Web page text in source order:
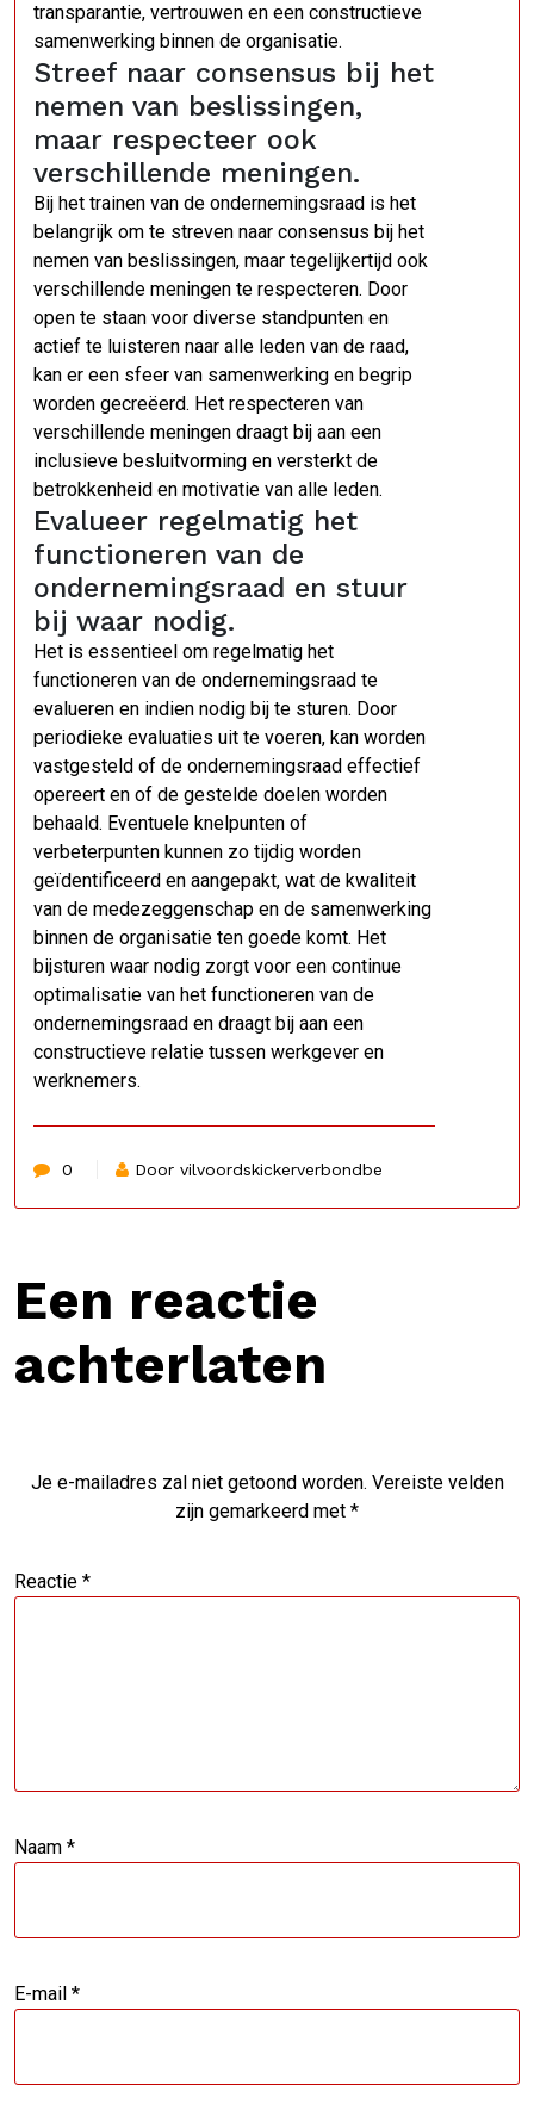
transparantie, vertrouwen en een constructieve
samenwerking binnen de organisatie.
Streef naar consensus bij het
nemen van beslissingen,
maar respecteer ook
verschillende meningen.
Bij het trainen van de ondernemingsraad is het
belangrijk om te streven naar consensus bij het
nemen van beslissingen, maar tegelijkertijd ook
verschillende meningen te respecteren. Door
open te staan voor diverse standpunten en
actief te luisteren naar alle leden van de raad,
kan er een sfeer van samenwerking en begrip
worden gecreëerd. Het respecteren van
verschillende meningen draagt bij aan een
inclusieve besluitvorming en versterkt de
betrokkenheid en motivatie van alle leden.
Evalueer regelmatig het
functioneren van de
ondernemingsraad en stuur
bij waar nodig.
Het is essentieel om regelmatig het
functioneren van de ondernemingsraad te
evalueren en indien nodig bij te sturen. Door
periodieke evaluaties uit te voeren, kan worden
vastgesteld of de ondernemingsraad effectief
opereert en of de gestelde doelen worden
behaald. Eventuele knelpunten of
verbeterpunten kunnen zo tijdig worden
geïdentificeerd en aangepakt, wat de kwaliteit
van de medezeggenschap en de samenwerking
binnen de organisatie ten goede komt. Het
bijsturen waar nodig zorgt voor een continue
optimalisatie van het functioneren van de
ondernemingsraad en draagt bij aan een
constructieve relatie tussen werkgever en
werknemers.
0 Door vilvoordskickerverbondbe
Een reactie
achterlaten
Je e-mailadres zal niet getoond worden. Vereiste velden
zijn gemarkeerd met *
Reactie *
Naam *
E-mail *